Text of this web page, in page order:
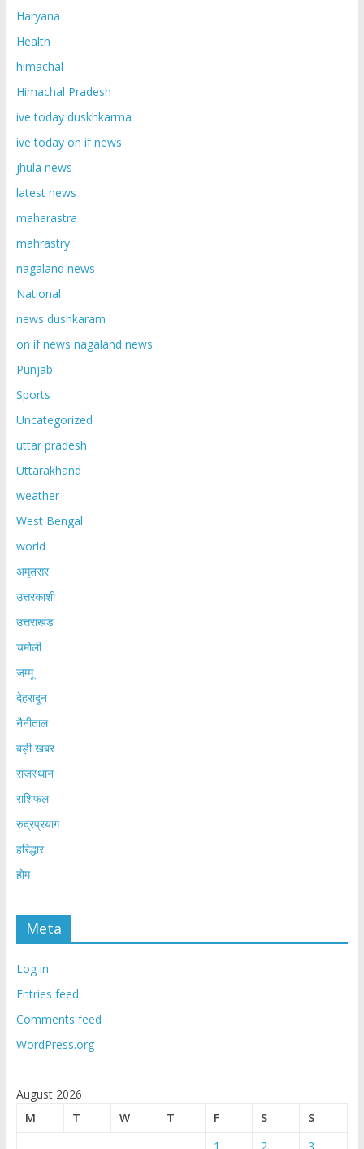
Haryana
Health
himachal
Himachal Pradesh
ive today duskhkarma
ive today on if news
jhula news
latest news
maharastra
mahrastry
nagaland news
National
news dushkaram
on if news nagaland news
Punjab
Sports
Uncategorized
uttar pradesh
Uttarakhand
weather
West Bengal
world
अमृतसर
उत्तरकाशी
उत्तराखंड
चमोली
जम्मू
देहरादून
नैनीताल
बड़ी खबर
राजस्थान
राशिफल
रुद्रप्रयाग
हरिद्धार
होम
Meta
Log in
Entries feed
Comments feed
WordPress.org
August 2026
M
T W T F S
S